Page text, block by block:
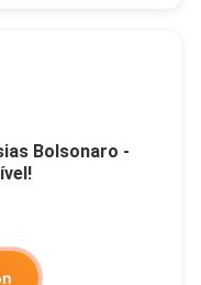
Bolsonaro -